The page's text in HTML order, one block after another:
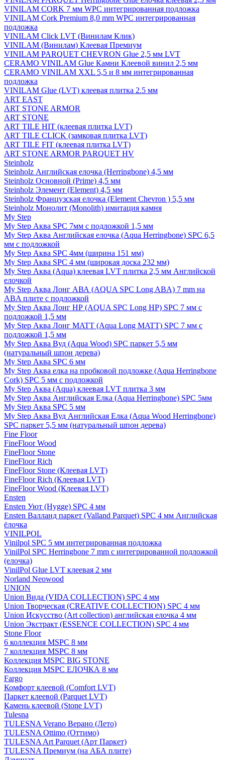
VINILAM CORK 7 мм WPC интегрированная подложка
VINILAM Cork Premium 8,0 mm WPC интегрированная
подложка
VINILAM Click LVT (Винилам Клик)
VINILAM (Винилам) Клеевая Премиум
VINILAM PARQUET CHEVRON Glue 2,5 мм LVT
CERAMO VINILAM Glue Камни Клеевой винил 2,5 мм
CERAMO VINILAM XXL 5,5 и 8 мм интегрированная
подложка
VINILAM Glue (LVT) клеевая плитка 2.5 мм
ART EAST
ART STONE ARMOR
ART STONE
ART TILE HIT (клеевая плитка LVT)
ART TILE CLICK (замковая плитка LVT)
ART TILE FIT (клеевая плитка LVT)
ART STONE ARMOR PARQUET HV
Steinholz
Steinholz Английская елочка (Herringbone) 4,5 мм
Steinholz Основной (Prime) 4,5 мм
Steinholz Элемент (Element) 4,5 мм
Steinholz Французская елочка (Element Chevron ) 5,5 мм
Steinholz Монолит (Monolith) имитация камня
My Step
My Step Аква SPC 7мм c подложкой 1,5 мм
My Step Аква Английская елочка (Aqua Herringbone) SPC 6,5
мм с подложкой
My Step Аква SPC 4мм (ширина 151 мм)
My Step Аква SPC 4 мм (широкая доска 232 мм)
My Step Аква (Aqua) клеевая LVT плитка 2,5 мм Английской
елочкой
My Step Аква Лонг АВА (AQUA SPC Long ABA) 7 mm на
ABA плите с подложкой
My Step Аква Лонг НР (AQUA SPC Long HP) SPC 7 мм с
подложкой 1,5 мм
My Step Аква Лонг MATT (Aqua Long MATT) SPC 7 мм с
подложкой 1,5 мм
My Step Аква Вуд (Aqua Wood) SPC паркет 5,5 мм
(натуральный шпон дерева)
My Step Аква SPC 6 мм
My Step Аква елка на пробковой подложке (Aqua Herringbone
Cork) SPC 5 мм с подложкой
My Step Аква (Aqua) клеевая LVT плитка 3 мм
My Step Аква Английская Елка (Aqua Herringbone) SPC 5мм
My Step Аква SPC 5 мм
My Step Аква Вуд Английская Елка (Aqua Wood Herringbone)
SPC паркет 5,5 мм (натуральный шпон дерева)
Fine Floor
FineFloor Wood
FineFloor Stone
FineFloor Rich
FineFloor Stone (Клеевая LVT)
FineFloor Rich (Клеевая LVT)
FineFloor Wood (Клеевая LVT)
Ensten
Ensten Уют (Hygge) SPC 4 мм
Ensten Валланд паркет (Valland Parquet) SPC 4 мм Английская
ёлочка
VINILPOL
Vinilpol SPC 5 мм интегрированная подложка
VinilPol SPC Herringbone 7 mm с интегрированной подложкой
(елочка)
VinilPol Glue LVT клеевая 2 мм
Norland Neowood
UNION
Union Вида (VIDA COLLECTION) SPC 4 мм
Union Творческая (CREATIVE COLLECTION) SPC 4 мм
Union Искусство (Art collection) английская елочка 4 мм
Union Экстракт (ESSENCE COLLECTION) SPC 4 мм
Stone Floor
6 коллекция MSPC 8 мм
7 коллекция MSPC 8 мм
Коллекция MSPC BIG STONE
Коллекция MSPC ЕЛОЧКА 8 мм
Fargo
Комфорт клеевой (Comfort LVT)
Паркет клеевой (Parquet LVT)
Камень клеевой (Stone LVT)
Tulesna
TULESNA Verano Верано (Лето)
TULESNA Ottimo (Оттимо)
TULESNA Art Parquet (Арт Паркет)
TULESNA Премиум (на АБА плите)